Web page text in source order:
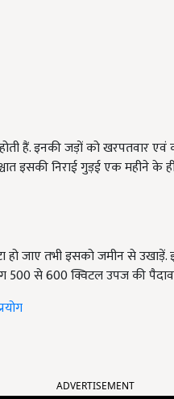
हैं. इनकी जड़ों को खरपतवार
इसकी निराई गुड़ई एक महीने के
हो जाए तभी इसको जमीन से
500 से 600 क्विटल उपज की